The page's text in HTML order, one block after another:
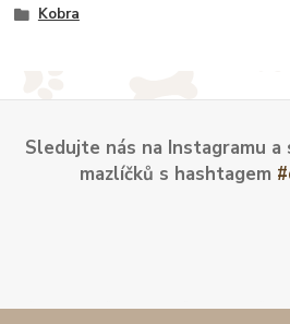
Kobra
Sledujte nás na Instagramu
mazlíčků s hashtagem